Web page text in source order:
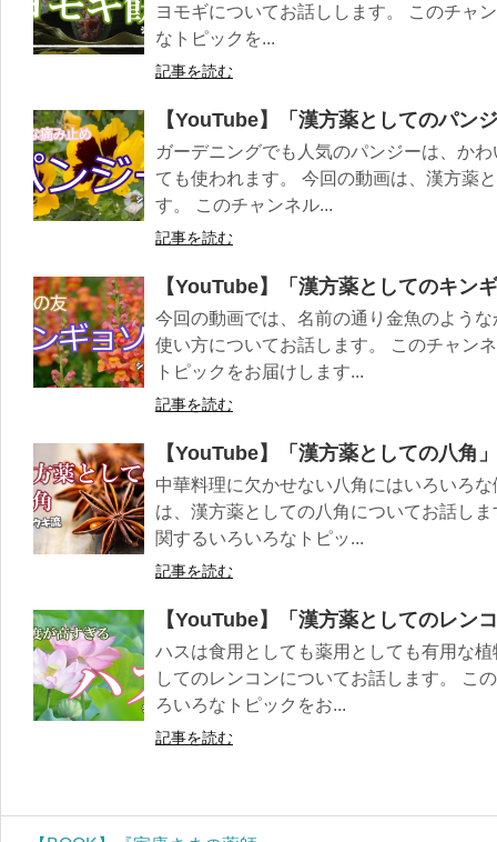
ヨモギについてお話しします。 このチャ
なトピックを...
記事を読む
【YouTube】「漢方薬としてのパン
ガーデニングでも人気のパンジーは、か
ても使われます。 今回の動画は、漢方薬
す。 このチャンネル...
記事を読む
【YouTube】「漢方薬としてのキン
今回の動画では、名前の通り金魚のよう
使い方についてお話します。 このチャン
トピックをお届けします...
記事を読む
【YouTube】「漢方薬としての八角
中華料理に欠かせない八角にはいろいろ
は、漢方薬としての八角についてお話し
関するいろいろなトピッ...
記事を読む
【YouTube】「漢方薬としてのレン
ハスは食用としても薬用としても有用な
してのレンコンについてお話します。 こ
ろいろなトピックをお...
記事を読む